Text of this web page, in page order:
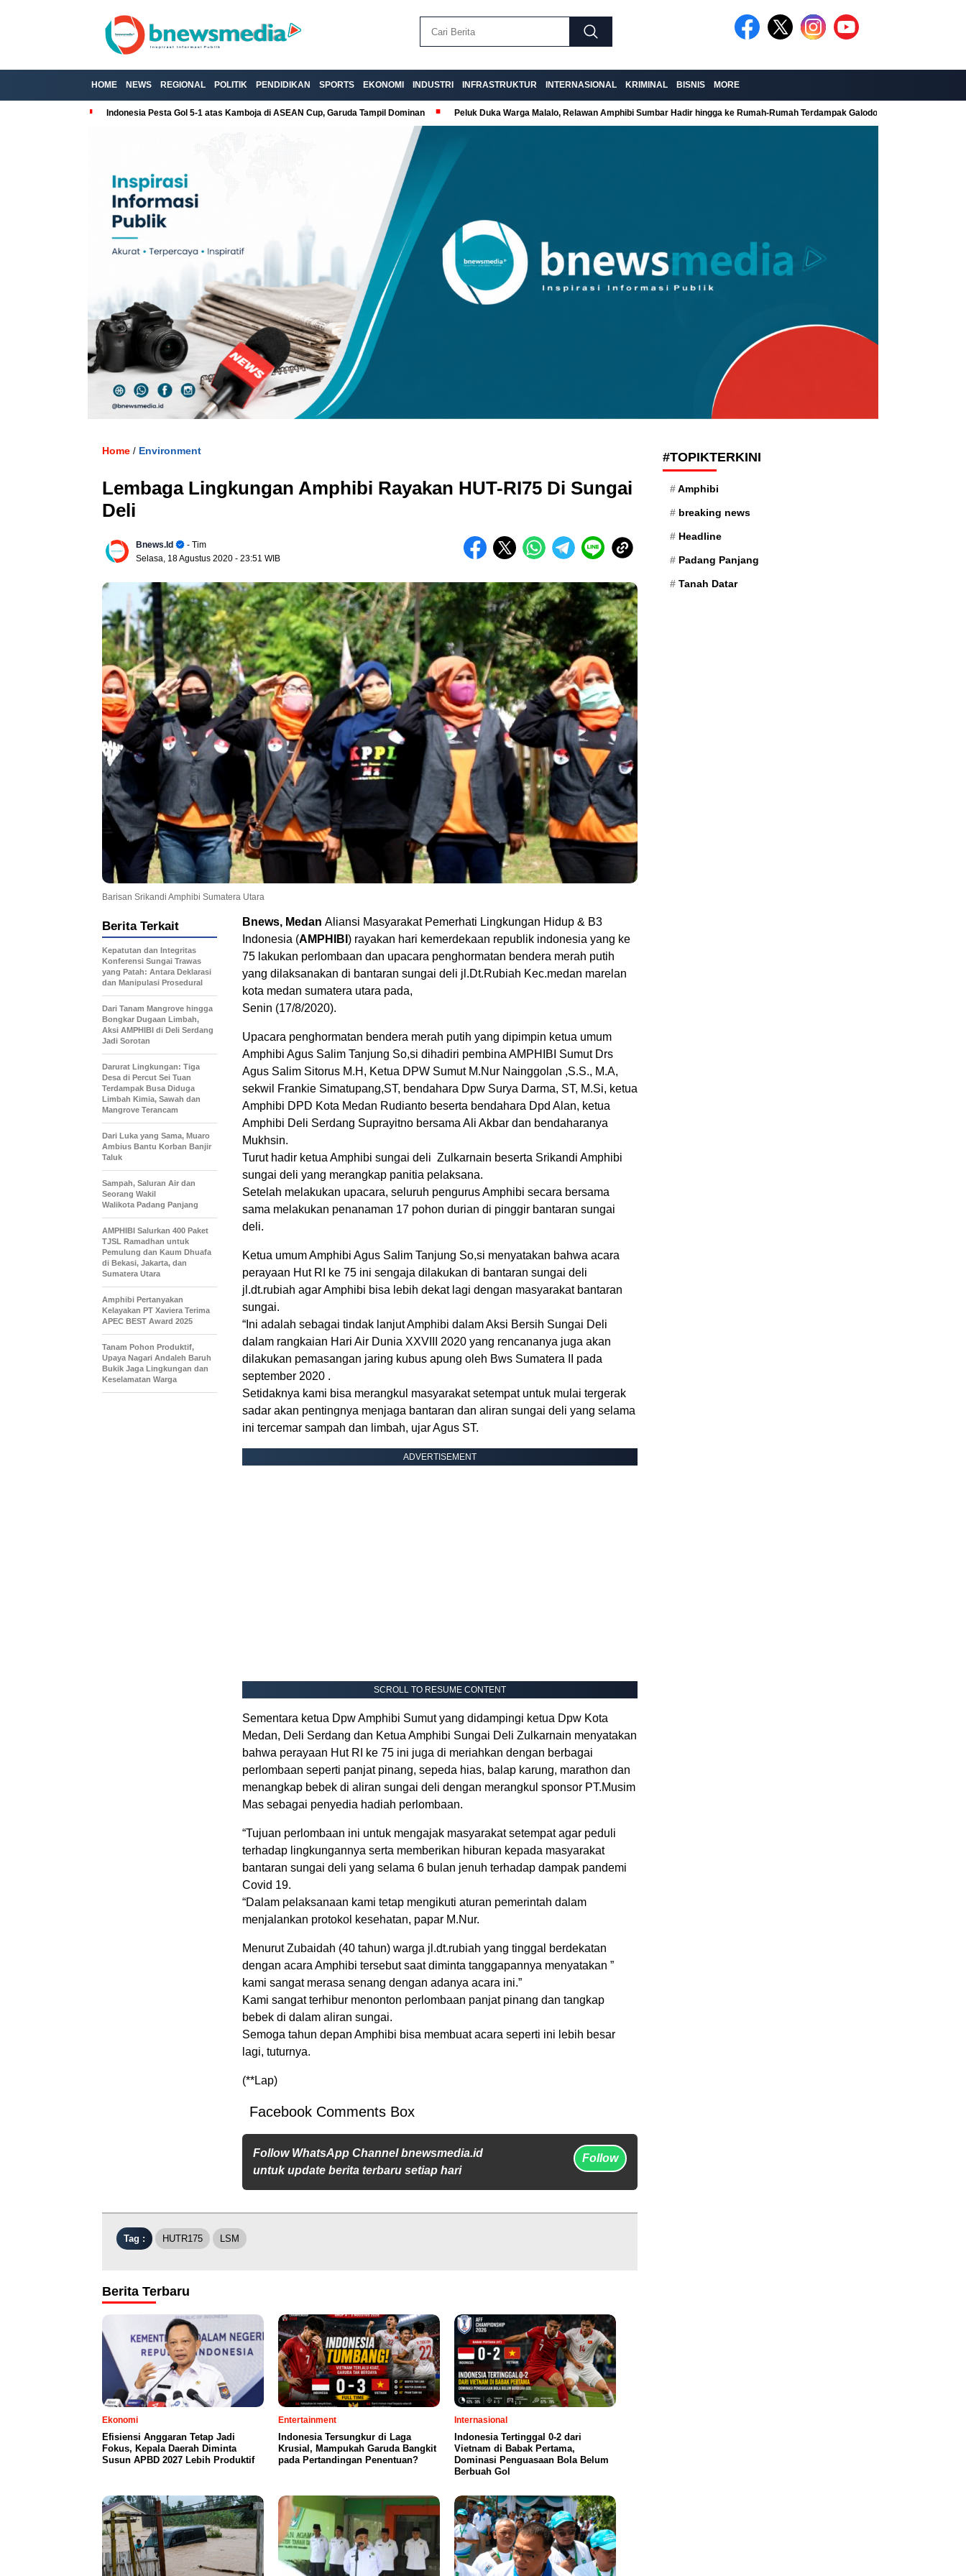
HOME NEWS REGIONAL POLITIK PENDIDIKAN SPORTS EKONOMI INDUSTRI INFRASTRUKTUR INTERNASIONAL KRIMINAL BISNIS MORE
Indonesia Pesta Gol 5-1 atas Kamboja di ASEAN Cup, Garuda Tampil Dominan Peluk Duka Warga Malalo, Relawan Amphibi Sumbar Hadir hingga ke Rumah-Rumah Terdampak Galodo
Home / Environment
Lembaga Lingkungan Amphibi Rayakan HUT-RI75 Di Sungai
Deli
Bnews.id
- Tim
Selasa, 18 Agustus 2020 - 23:51 WIB
Barisan Srikandi Amphibi Sumatera Utara
Bnews, Medan Aliansi Masyarakat Pemerhati Lingkungan Hidup & B3
Indonesia (AMPHIBI ) rayakan hari kemerdekaan republik indonesia yang ke
75 lakukan perlombaan dan upacara penghormatan bendera merah putih
yang dilaksanakan di bantaran sungai deli jl.Dt.Rubiah Kec.medan marelan
kota medan sumatera utara pada,
Senin (17/8/2020).
Upacara penghormatan bendera merah putih yang dipimpin ketua umum
Amphibi Agus Salim Tanjung So,si dihadiri pembina AMPHIBI Sumut Drs
Agus Salim Sitorus M.H, Ketua DPW Sumut M.Nur Nainggolan ,S.S., M.A,
sekwil Frankie Simatupang,ST, bendahara Dpw Surya Darma, ST, M.Si, ketua
Amphibi DPD Kota Medan Rudianto beserta bendahara Dpd Alan, ketua
Amphibi Deli Serdang Suprayitno bersama Ali Akbar dan bendaharanya
Mukhsin.
Turut hadir ketua Amphibi sungai deli Zulkarnain beserta Srikandi Amphibi
sungai deli yang merangkap panitia pelaksana.
Setelah melakukan upacara, seluruh pengurus Amphibi secara bersama
sama melakukan penanaman 17 pohon durian di pinggir bantaran sungai
deli.
Ketua umum Amphibi Agus Salim Tanjung So,si menyatakan bahwa acara
perayaan Hut RI ke 75 ini sengaja dilakukan di bantaran sungai deli
jl.dt.rubiah agar Amphibi bisa lebih dekat lagi dengan masyarakat bantaran
sungai.
“Ini adalah sebagai tindak lanjut Amphibi dalam Aksi Bersih Sungai Deli
dalam rangkaian Hari Air Dunia XXVIII 2020 yang rencananya juga akan
dilakukan pemasangan jaring kubus apung oleh Bws Sumatera II pada
september 2020 .
Setidaknya kami bisa merangkul masyarakat setempat untuk mulai tergerak
sadar akan pentingnya menjaga bantaran dan aliran sungai deli yang selama
ini tercemar sampah dan limbah, ujar Agus ST.
ADVERTISEMENT
SCROLL TO RESUME CONTENT
Sementara ketua Dpw Amphibi Sumut yang didampingi ketua Dpw Kota
Medan, Deli Serdang dan Ketua Amphibi Sungai Deli Zulkarnain menyatakan
bahwa perayaan Hut RI ke 75 ini juga di meriahkan dengan berbagai
perlombaan seperti panjat pinang, sepeda hias, balap karung, marathon dan
menangkap bebek di aliran sungai deli dengan merangkul sponsor PT.Musim
Mas sebagai penyedia hadiah perlombaan.
“Tujuan perlombaan ini untuk mengajak masyarakat setempat agar peduli
terhadap lingkungannya serta memberikan hiburan kepada masyarakat
bantaran sungai deli yang selama 6 bulan jenuh terhadap dampak pandemi
Covid 19.
“Dalam pelaksanaan kami tetap mengikuti aturan pemerintah dalam
menjalankan protokol kesehatan, papar M.Nur.
Menurut Zubaidah (40 tahun) warga jl.dt.rubiah yang tinggal berdekatan
dengan acara Amphibi tersebut saat diminta tanggapannya menyatakan ”
kami sangat merasa senang dengan adanya acara ini.”
Kami sangat terhibur menonton perlombaan panjat pinang dan tangkap
bebek di dalam aliran sungai.
Semoga tahun depan Amphibi bisa membuat acara seperti ini lebih besar
lagi, tuturnya.
(**Lap)
Facebook Comments Box
Follow WhatsApp Channel bnewsmedia.id
untuk update berita terbaru setiap hari
Follow
Berita Terkait
Kepatutan dan Integritas
Konferensi Sungai Trawas
yang Patah: Antara Deklarasi
dan Manipulasi Prosedural
Dari Tanam Mangrove hingga
Bongkar Dugaan Limbah,
Aksi AMPHIBI di Deli Serdang
Jadi Sorotan
Darurat Lingkungan: Tiga
Desa di Percut Sei Tuan
Terdampak Busa Diduga
Limbah Kimia, Sawah dan
Mangrove Terancam
Dari Luka yang Sama, Muaro
Ambius Bantu Korban Banjir
Taluk
Sampah, Saluran Air dan
Seorang Wakil
Walikota Padang Panjang
AMPHIBI Salurkan 400 Paket
TJSL Ramadhan untuk
Pemulung dan Kaum Dhuafa
di Bekasi, Jakarta, dan
Sumatera Utara
Amphibi Pertanyakan
Kelayakan PT Xaviera Terima
APEC BEST Award 2025
Tanam Pohon Produktif,
Upaya Nagari Andaleh Baruh
Bukik Jaga Lingkungan dan
Keselamatan Warga
Tag : HUTR175 LSM
Berita Terbaru
Ekonomi
Efisiensi Anggaran Tetap Jadi
Fokus, Kepala Daerah Diminta
Susun APBD 2027 Lebih Produktif
Entertainment
Indonesia Tersungkur di Laga
Krusial, Mampukah Garuda Bangkit
pada Pertandingan Penentuan?
Internasional
Indonesia Tertinggal 0-2 dari
Vietnam di Babak Pertama,
Dominasi Penguasaan Bola Belum
Berbuah Gol
#TOPIKTERKINI
Amphibi
breaking news
Headline
Padang Panjang
Tanah Datar